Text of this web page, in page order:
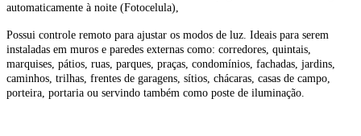
automaticamente à noite (Fotocelula),
Possui controle remoto para ajustar os modos de luz. Ideais para serem
instaladas em muros e paredes externas como: corredores, quintais,
marquises, pátios, ruas, parques, praças, condomínios, fachadas, jardins,
caminhos, trilhas, frentes de garagens, sítios, chácaras, casas de campo,
porteira, portaria ou servindo também como poste de iluminação.